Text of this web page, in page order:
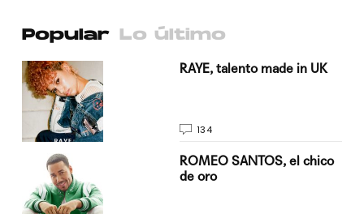
Popular Lo último
RAYE, talento made in UK
134
ROMEO SANTOS, el chico
de oro